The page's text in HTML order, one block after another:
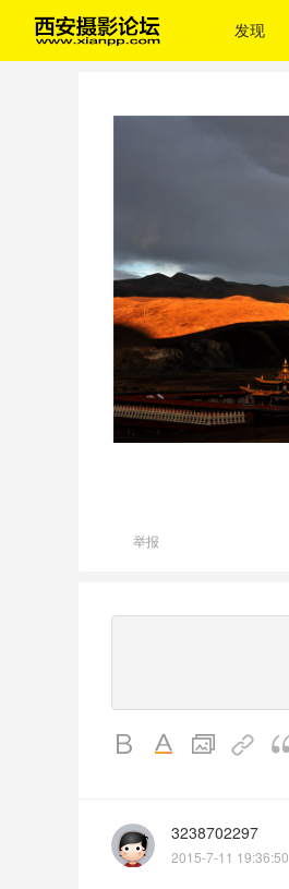
发现
举报
3238702297
2015-7-11 19:36:50